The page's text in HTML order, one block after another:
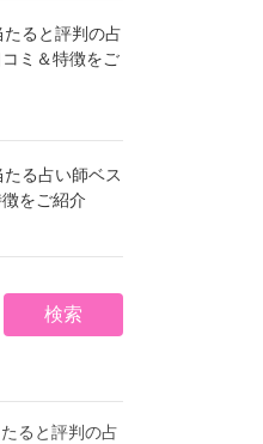
ると評判の占
ミ＆特徴をご
る占い師ベス
をご紹介
ると評判の占